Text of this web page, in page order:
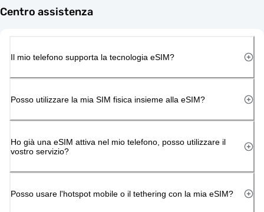
Centro assistenza
Il mio telefono supporta la tecnologia eSIM?
Posso utilizzare la mia SIM fisica insieme alla eSIM?
Ho già una eSIM attiva nel mio telefono, posso utilizzare il
vostro servizio?
Posso usare l'hotspot mobile o il tethering con la mia eSIM?